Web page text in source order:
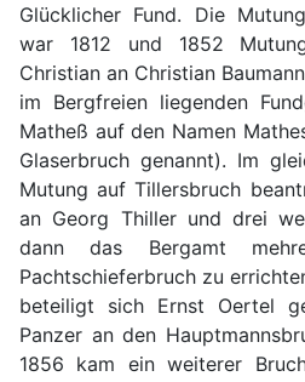
Glücklicher Fund. Die
war 1812 und 1852
Christian an Christian
im Bergfreien liegenden
Matheß auf den Namen
Glaserbruch genannt). Im
Mutung auf Tillersbruch
an Georg Thiller und drei
dann das Bergamt
Pachtschieferbruch zu
beteiligt sich Ernst Oertel
Panzer an den
1856 kam ein weiterer